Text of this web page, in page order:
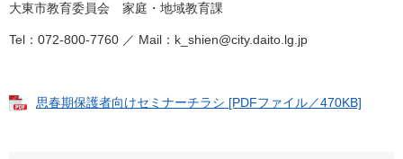
大東市教育委員会 家庭・地域教育課
Tel：072-800-7760 ／ Mail：k_shien@city.daito.lg.jp
思春期保護者向けセミナーチラシ [PDFファイル／470KB]